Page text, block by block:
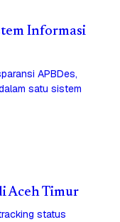
Informasi
APBDes,
satu sistem
Aceh Timur
status